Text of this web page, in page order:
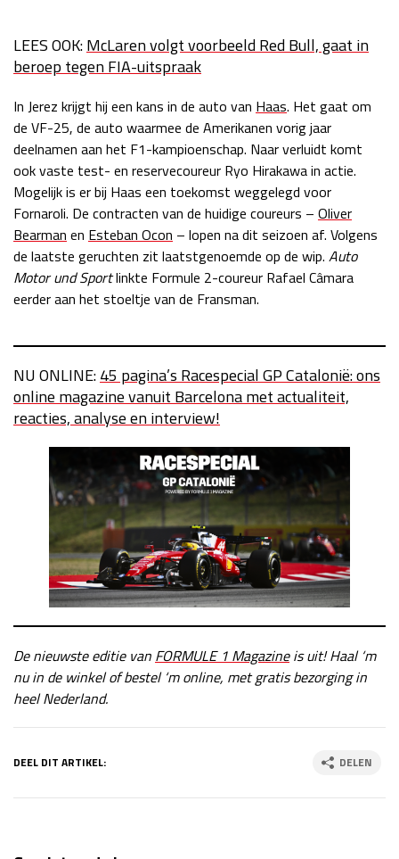
LEES OOK:McLaren volgt voorbeeld Red Bull, gaat in
beroep tegen FIA-uitspraak
In Jerez krijgt hij een kans in de auto van Haas. Het gaat om
de VF-25, de auto waarmee de Amerikanen vorig jaar
deelnamen aan het F1-kampioenschap. Naar verluidt komt
ook vaste test- en reservecoureur Ryo Hirakawa in actie.
Mogelijk is er bij Haas een toekomst weggelegd voor
Fornaroli. De contracten van de huidige coureurs – Oliver
Bearman en Esteban Ocon – lopen na dit seizoen af. Volgens
de laatste geruchten zit laatstgenoemde op de wip. Auto
Motor und Sportlinkte Formule 2-coureur Rafael Câmara
eerder aan het stoeltje van de Fransman.
NU ONLINE:45 pagina’s Racespecial GP Catalonië: ons
online magazine vanuit Barcelona met actualiteit,
reacties, analyse en interview!
De nieuwste editie van FORMULE 1 Magazineis uit! Haal ‘m
nu in de winkel of bestel ‘m online, met gratis bezorging in
heel Nederland.
DEEL DIT ARTIKEL: DELEN